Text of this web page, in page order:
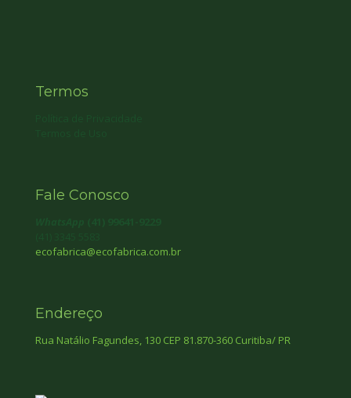
Termos
Fale Conosco
ecofabrica@ecofabrica.com.br
Endereço
Rua Natálio Fagundes, 130 CEP 81.870-360 Curitiba/ PR